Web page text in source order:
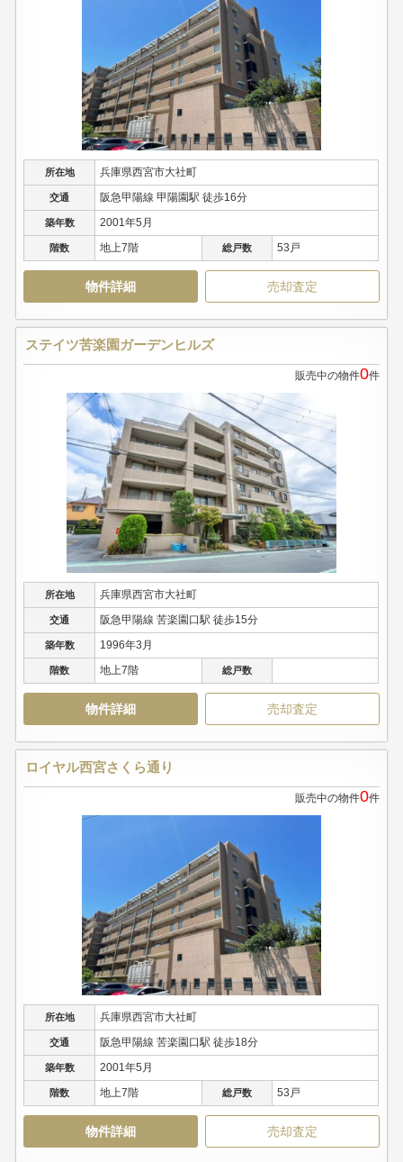
所在地 兵庫県西宮市大社町
交通 阪急甲陽線 甲陽園駅 徒歩16分
築年数 2001年5月
階数 地上7階 総戸数 53戸
物件詳細 売却査定
ステイツ苦楽園ガーデンヒルズ
販売中の物件0件
所在地 兵庫県西宮市大社町
交通 阪急甲陽線 苦楽園口駅 徒歩15分
築年数 1996年3月
階数 地上7階 総戸数
物件詳細 売却査定
ロイヤル西宮さくら通り
販売中の物件0件
所在地 兵庫県西宮市大社町
交通 阪急甲陽線 苦楽園口駅 徒歩18分
築年数 2001年5月
階数 地上7階 総戸数 53戸
物件詳細 売却査定